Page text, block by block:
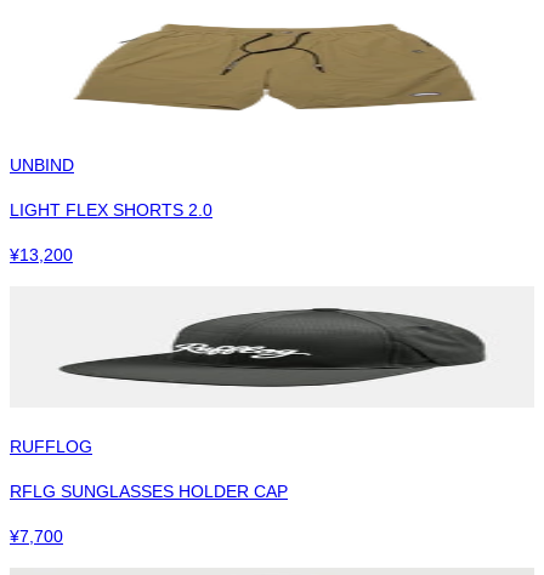
UNBIND
LIGHT FLEX SHORTS 2.0
¥13,200
RUFFLOG
RFLG SUNGLASSES HOLDER CAP
¥7,700